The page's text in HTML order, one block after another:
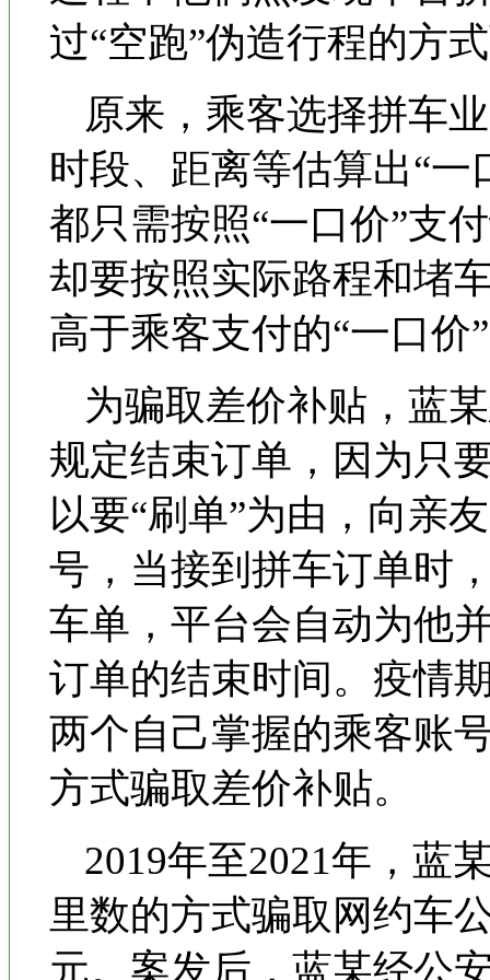
过“空跑”伪造行程的方
原来，乘客选择拼车
时段、距离等估算出“
都只需按照“一口价”支
却要按照实际路程和堵
高于乘客支付的“一口
为骗取差价补贴，蓝
规定结束订单，因为只
以要“刷单”为由，向亲
号，当接到拼车订单时
车单，平台会自动为他
订单的结束时间。疫情
两个自己掌握的乘客账
方式骗取差价补贴。
2019年至2021年，蓝
里数的方式骗取网约车
元。案发后，蓝某经公